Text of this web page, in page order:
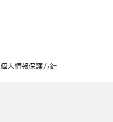
個人情報保護方針